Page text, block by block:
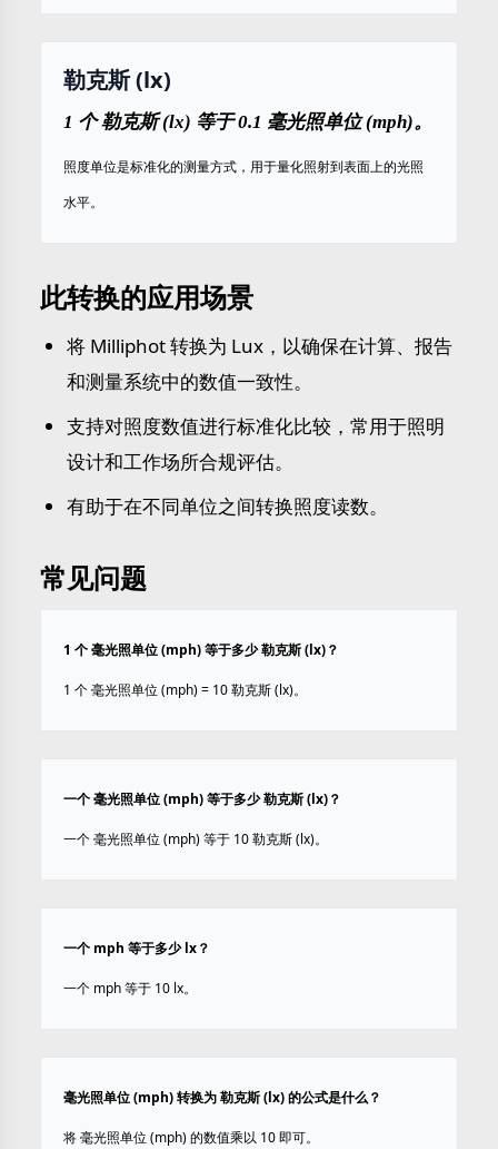
勒克斯 (lx)
1 个 勒克斯 (lx) 等于 0.1 毫光照单位 (mph)。
照度单位是标准化的测量方式，用于量化照射到表面上的光照
水平。
此转换的应用场景
将 Milliphot 转换为 Lux，以确保在计算、报告
和测量系统中的数值一致性。
支持对照度数值进行标准化比较，常用于照明
设计和工作场所合规评估。
有助于在不同单位之间转换照度读数。
常见问题
1 个 毫光照单位 (mph) 等于多少 勒克斯 (lx)？
1 个 毫光照单位 (mph) = 10 勒克斯 (lx)。
一个 毫光照单位 (mph) 等于多少 勒克斯 (lx)？
一个 毫光照单位 (mph) 等于 10 勒克斯 (lx)。
一个 mph 等于多少 lx？
一个 mph 等于 10 lx。
毫光照单位 (mph) 转换为 勒克斯 (lx) 的公式是什么？
将 毫光照单位 (mph) 的数值乘以 10 即可。